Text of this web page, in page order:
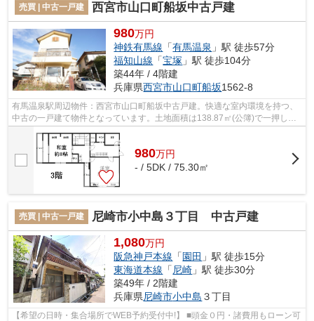
売買 | 中古一戸建 西宮市山口町船坂中古戸建
980万円
神鉄有馬線 「有馬温泉 」駅 徒歩57分
福知山線 「宝塚 」駅 徒歩104分
築44年 / 4階建
兵庫県西宮市山口町船坂1562-8
有馬温泉駅周辺物件：西宮市山口町船坂中古戸建。快適な室内環境を持つ、
中古の一戸建て物件となっています。土地面積は138.87㎡(公簿)で一押しで
980万円
- / 5DK / 75.30㎡
売買 | 中古一戸建 尼崎市小中島３丁目 中古戸建
1,080万円
阪急神戸本線 「園田 」駅 徒歩15分
東海道本線 「 尼崎 」駅 徒歩30分
築49年 / 2階建
兵庫県尼崎市小中島 ３丁目
【希望の日時・集合場所でWEB予約受付中!】 ■頭金０円・諸費用もローン可